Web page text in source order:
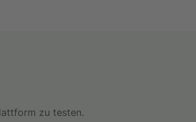
zu testen.